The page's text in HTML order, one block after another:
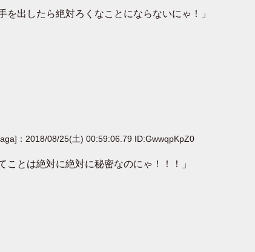
出したら絶対ろくなことにならないにゃ！」
：2018/08/25(土) 00:59:06.79 ID:GwwqpKpZ0
とは絶対に絶対に秘密なのにゃ！！！」